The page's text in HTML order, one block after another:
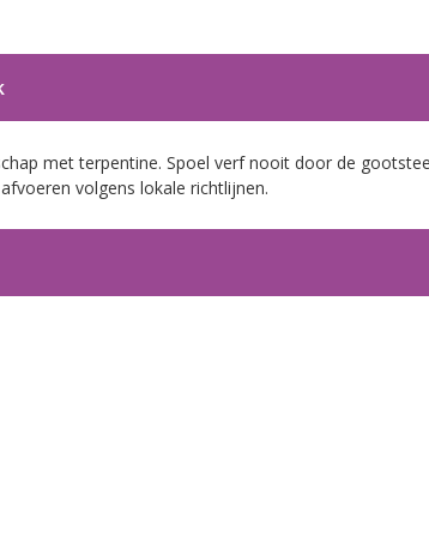
met terpentine. Spoel verf nooit door de
volgens lokale richtlijnen.